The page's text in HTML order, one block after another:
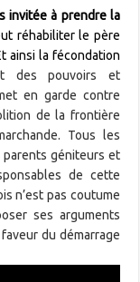
invitée à prendre la
réhabiliter le père
ainsi la fécondation
des pouvoirs et
en garde contre
de la frontière
Tous les
géniteurs et
de cette
n’est pas coutume
ses arguments
du démarrage